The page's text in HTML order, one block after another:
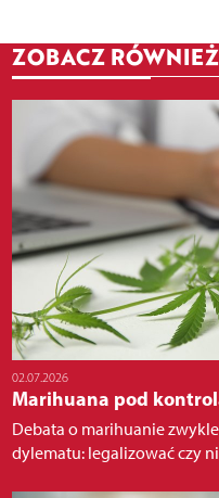
ZOBACZ RÓWNIEŻ
02.07.2026
Marihuana pod
Debata o marihuanie
dylematu: legalizować czy